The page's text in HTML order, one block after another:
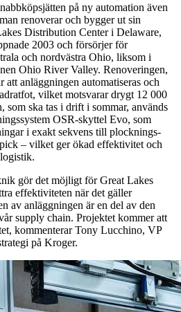
på ny automation även
renoverar och bygger ut sin
Distribution Center i Delaware,
2003 och försörjer för
och nordvästra Ohio, liksom i
Ohio River Valley. Renoveringen,
att anläggningen automatiseras och
vilket motsvarar drygt 12 000
som ska tas i drift i sommar, används
OSR-skyttel Evo, som
i exakt sekvens till plocknings-
– vilket ger ökad effektivitet och
gör det möjligt för Great Lakes
effektiviteten när det gäller
av anläggningen är en del av den
supply chain. Projektet kommer att
kommenterar Tony Lucchino, VP
på Kroger.